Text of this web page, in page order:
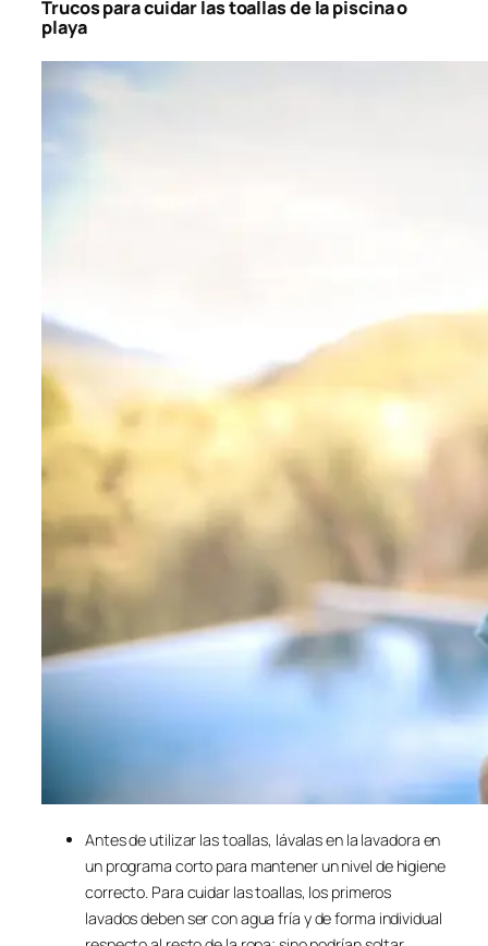
Trucos para cuidar las toallas de la piscina o
playa
Antes de utilizar las toallas, lávalas en la lavadora en
un programa corto para mantener un nivel de higiene
correcto. Para cuidar las toallas, los primeros
lavados deben ser con agua fría y de forma individual